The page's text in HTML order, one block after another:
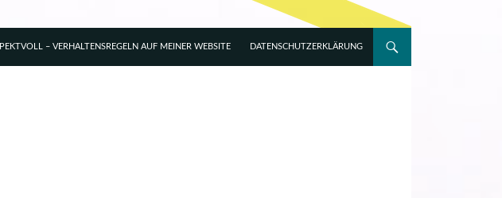
DATENSCHUTZERKLÄRUNG
– VERHALTENSREGELN AUF MEINER WEBSITE